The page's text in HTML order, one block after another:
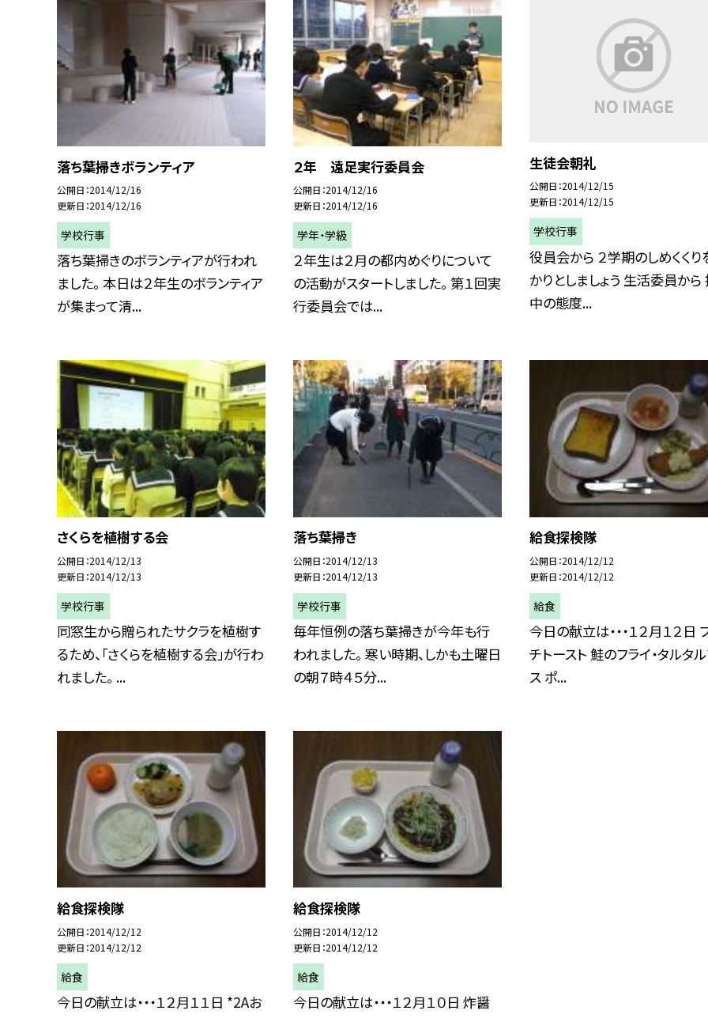
落ち葉掃きボランティア
公開日 2014/12/16
更新日 2014/12/16
学校行事
落ち葉掃きのボランティアが行われ
ました。 本日は２年生のボランティア
が集まって清...
２年 遠足実行委員会
公開日 2014/12/16
更新日 2014/12/16
学年・学級
２年生は２月の都内めぐりについて
の活動がスタートしました。 第１回実
行委員会では...
生徒会朝礼
公開日 2014/12/15
更新日 2014/12/15
学校行事
役員会から ２学期のしめくくり
かりとしましょう 生活委員から
中の態度...
さくらを植樹する会
公開日 2014/12/13
更新日 2014/12/13
学校行事
同窓生から贈られたサクラを植樹す
るため、「さくらを植樹する会」が行わ
れました。 ...
落ち葉掃き
公開日 2014/12/13
更新日 2014/12/13
学校行事
毎年恒例の落ち葉掃きが今年も行
われました。 寒い時期、しかも土曜日
の朝７時４５分...
給食探検隊
公開日 2014/12/12
更新日 2014/12/12
給食
今日の献立は・・・１２月１２日
チトースト 鮭のフライ・タルタ
ス ポ...
給食探検隊
公開日 2014/12/12
更新日 2014/12/12
給食
今日の献立は・・・１２月１１日 *2Aお
給食探検隊
公開日 2014/12/12
更新日 2014/12/12
給食
今日の献立は・・・１２月１０日 炸醤